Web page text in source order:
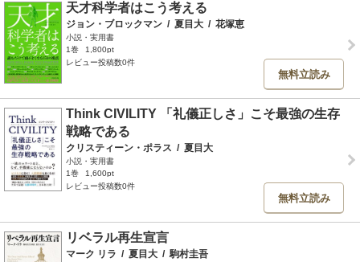
天才科学者はこう考える
ジョン・ブロックマン / 夏目大 / 花塚恵
小説・実用書
1巻
1,800pt
レビュー投稿数0件
無料立読み
Think CIVILITY 「礼儀正しさ」こそ最強の生存
戦略である
クリスティーン・ポラス / 夏目大
小説・実用書
1巻
1,600pt
レビュー投稿数0件
無料立読み
リベラル再生宣言
マーク リラ / 夏目大 / 駒村圭吾